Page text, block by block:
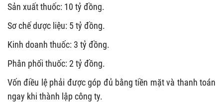
Sản xuất thuốc: 10 tỷ đồng.
Sơ chế dược liệu: 5 tỷ đồng.
Kinh doanh thuốc: 3 tỷ đồng.
Phân phối thuốc: 2 tỷ đồng.
Vốn điều lệ phải được góp đủ bằng tiền mặt và thanh toán
ngay khi thành lập công ty.